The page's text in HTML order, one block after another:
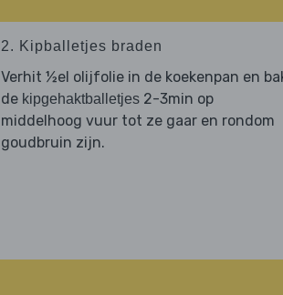
2. Kipballetjes braden
Verhit ½el olijfolie in de koekenpan en
de kipgehaktballetjes2-3min op
middelhoog vuur tot ze gaar en rondom
goudbruin zijn.